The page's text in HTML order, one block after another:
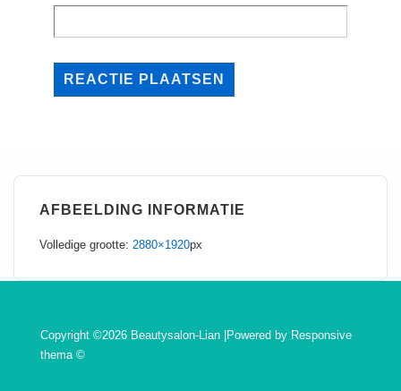
AFBEELDING INFORMATIE
Volledige grootte: 2880×1920px
Copyright ©2026 Beautysalon-Lian |Powered by Responsive
thema©